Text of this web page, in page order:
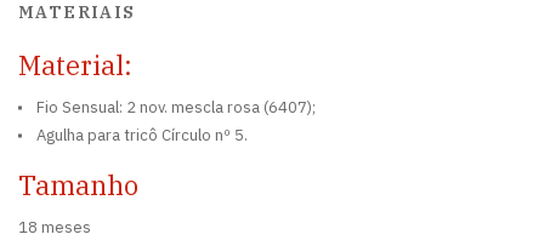
MATERIAIS
Material:
Fio Sensual: 2 nov. mescla rosa (6407);
Agulha para tricô Círculo nº 5.
Tamanho
18 meses